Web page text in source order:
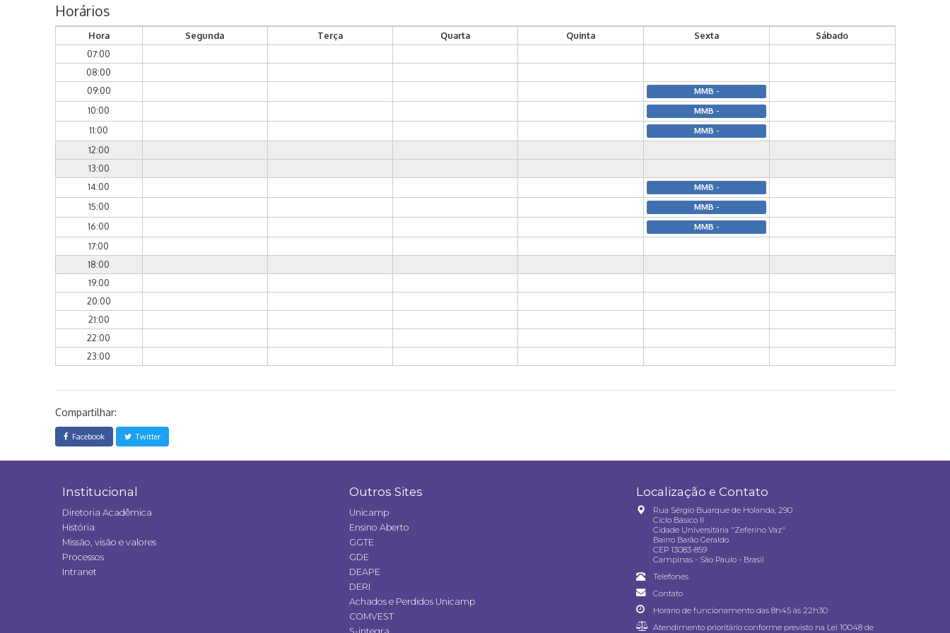
Horários
Hora Segunda Terça Quarta Quinta Sexta
Sábado
07:00
08:00
09:00
MMB -
10:00 MMB -
11:00 MMB -
12:00
13:00
14:00
MMB -
15:00 MMB -
16:00 MMB -
17:00
18:00
19:00
20:00
21:00
22:00
23:00
Compartilhar:
Facebook Twitter
Institucional
Diretoria Acadêmica
História
Missão, visão e valores
Processos
Intranet
Outros Sites
Unicamp
Ensino Aberto
GGTE
GDE
DEAPE
DERI
Achados e Perdidos Unicamp
COMVEST
Localização e Contato
Rua Sérgio Buarque de Holanda, 290
Ciclo Básico II
Cidade Universitária "Zeferino Vaz"
Bairro Barão Geraldo
CEP 13083-859
Campinas - São Paulo - Brasil
Telefones
Contato
Horário de funcionamento das 8h45 às 22h30
Atendimento prioritário conforme previsto na Lei 10048 de